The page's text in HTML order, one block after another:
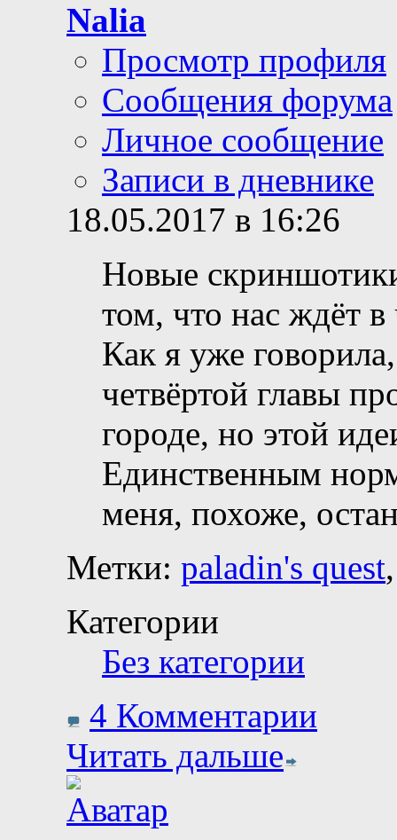
Nalia
Просмотр профиля
Сообщения форума
Личное сообщение
Записи в дневнике
18.05.2017 в 16:26
Новые
том, что нас ждёт в
Как я уже
четвёртой главы
городе, но этой
Единственным
меня, похоже,
Метки: paladin's quest
Категории
Без категории
4 Комментарии
Читать дальше